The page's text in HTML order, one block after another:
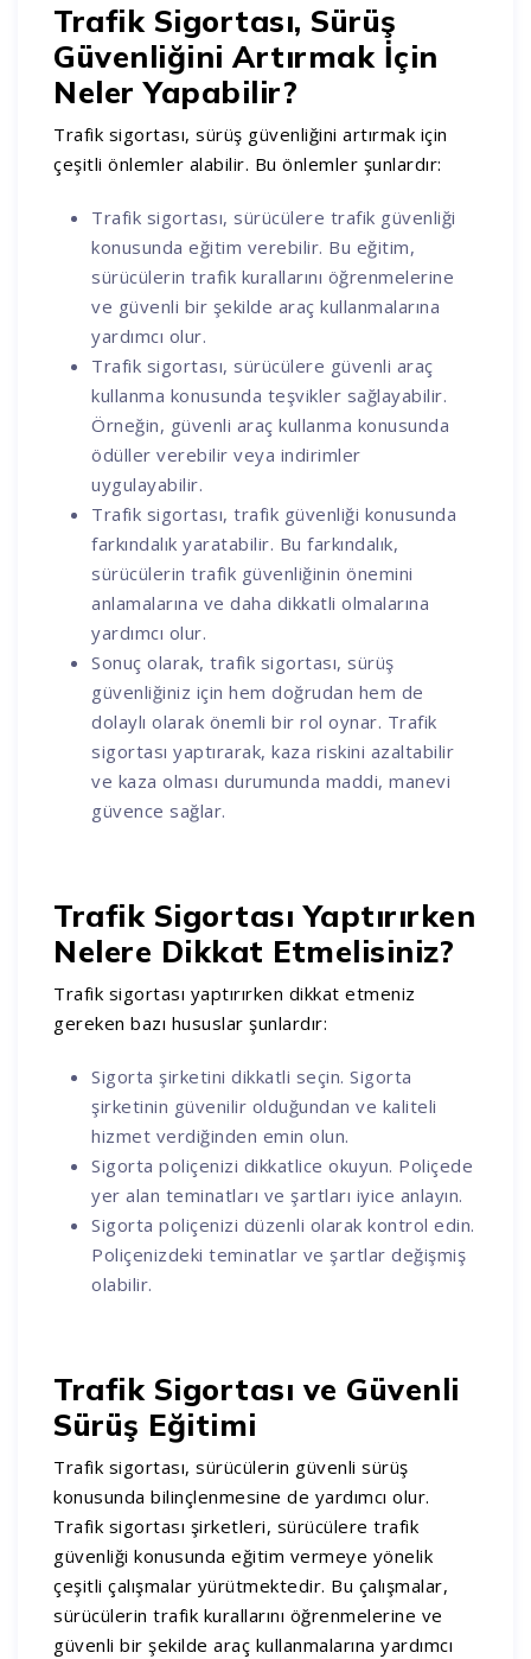
Trafik Sigortası, Sürüş
Güvenliğini Artırmak İçin
Neler Yapabilir?
Trafik sigortası, sürüş güvenliğini artırmak için
çeşitli önlemler alabilir. Bu önlemler şunlardır:
Trafik sigortası, sürücülere trafik güvenliği
konusunda eğitim verebilir. Bu eğitim,
sürücülerin trafik kurallarını öğrenmelerine
ve güvenli bir şekilde araç kullanmalarına
yardımcı olur.
Trafik sigortası, sürücülere güvenli araç
kullanma konusunda teşvikler sağlayabilir.
Örneğin, güvenli araç kullanma konusunda
ödüller verebilir veya indirimler
uygulayabilir.
Trafik sigortası, trafik güvenliği konusunda
farkındalık yaratabilir. Bu farkındalık,
sürücülerin trafik güvenliğinin önemini
anlamalarına ve daha dikkatli olmalarına
yardımcı olur.
Sonuç olarak, trafik sigortası, sürüş
güvenliğiniz için hem doğrudan hem de
dolaylı olarak önemli bir rol oynar. Trafik
sigortası yaptırarak, kaza riskini azaltabilir
ve kaza olması durumunda maddi, manevi
güvence sağlar.
Trafik Sigortası Yaptırırken
Nelere Dikkat Etmelisiniz?
Trafik sigortası yaptırırken dikkat etmeniz
gereken bazı hususlar şunlardır:
Sigorta şirketini dikkatli seçin. Sigorta
şirketinin güvenilir olduğundan ve kaliteli
hizmet verdiğinden emin olun.
Sigorta poliçenizi dikkatlice okuyun. Poliçede
yer alan teminatları ve şartları iyice anlayın.
Sigorta poliçenizi düzenli olarak kontrol edin.
Poliçenizdeki teminatlar ve şartlar değişmiş
olabilir.
Trafik Sigortası ve Güvenli
Sürüş Eğitimi
Trafik sigortası, sürücülerin güvenli sürüş
konusunda bilinçlenmesine de yardımcı olur.
Trafik sigortası şirketleri, sürücülere trafik
güvenliği konusunda eğitim vermeye yönelik
çeşitli çalışmalar yürütmektedir. Bu çalışmalar,
sürücülerin trafik kurallarını öğrenmelerine ve
güvenli bir şekilde araç kullanmalarına yardımcı